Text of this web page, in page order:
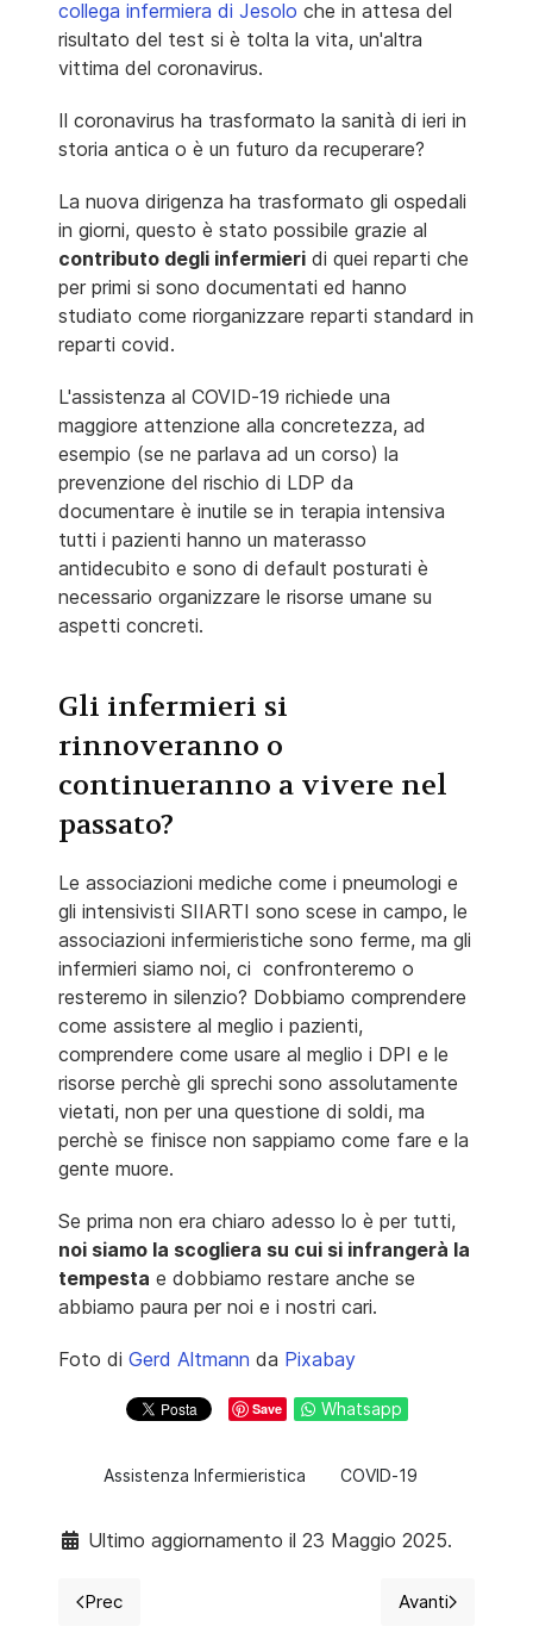
collega infermiera di Jesolo che in attesa del
risultato del test si è tolta la vita, un'altra
vittima del coronavirus.
Il coronavirus ha trasformato la sanità di ieri in
storia antica o è un futuro da recuperare?
La nuova dirigenza ha trasformato gli ospedali
in giorni, questo è stato possibile grazie al
contributo degli infermieri di quei reparti che
per primi si sono documentati ed hanno
studiato come riorganizzare reparti standard in
reparti covid.
L'assistenza al COVID-19 richiede una
maggiore attenzione alla concretezza, ad
esempio (se ne parlava ad un corso) la
prevenzione del rischio di LDP da
documentare è inutile se in terapia intensiva
tutti i pazienti hanno un materasso
antidecubito e sono di default posturati è
necessario organizzare le risorse umane su
aspetti concreti.
Gli infermieri si
rinnoveranno o
continueranno a vivere nel
passato?
Le associazioni mediche come i pneumologi e
gli intensivisti SIIARTI sono scese in campo, le
associazioni infermieristiche sono ferme, ma gli
infermieri siamo noi, ci confronteremo o
resteremo in silenzio? Dobbiamo comprendere
come assistere al meglio i pazienti,
comprendere come usare al meglio i DPI e le
risorse perchè gli sprechi sono assolutamente
vietati, non per una questione di soldi, ma
perchè se finisce non sappiamo come fare e la
gente muore.
Se prima non era chiaro adesso lo è per tutti,
noi siamo la scogliera su cui si infrangerà la
tempesta e dobbiamo restare anche se
abbiamo paura per noi e i nostri cari.
Foto di Gerd Altmann da Pixabay
Save Whatsapp
Assistenza Infermieristica COVID-19
Ultimo aggiornamento il 23 Maggio 2025.
Articolo precedente: Evidenze sulle modalità di
Prec Articolo
Avanti